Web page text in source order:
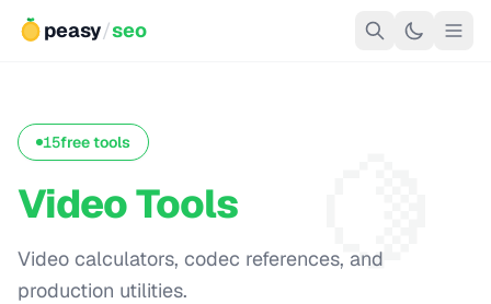
peasy/seo
🍋
15free tools
Video Tools
Video calculators, codec references, and
production utilities.